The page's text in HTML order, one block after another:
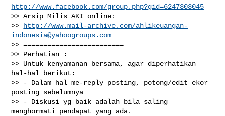
http://www.facebook.com/group.php?gid=6247303045
>> Arsip Milis AKI online:
>>
http://www.mail-archive.com/ahlikeuangan-
indonesia@yahoogroups.com
>> =========================
>> Perhatian :
>> Untuk kenyamanan bersama, agar diperhatikan
hal-hal berikut:
>> - Dalam hal me-reply posting, potong/edit ekor
posting sebelumnya
>> - Diskusi yg baik adalah bila saling
menghormati pendapat yang ada.